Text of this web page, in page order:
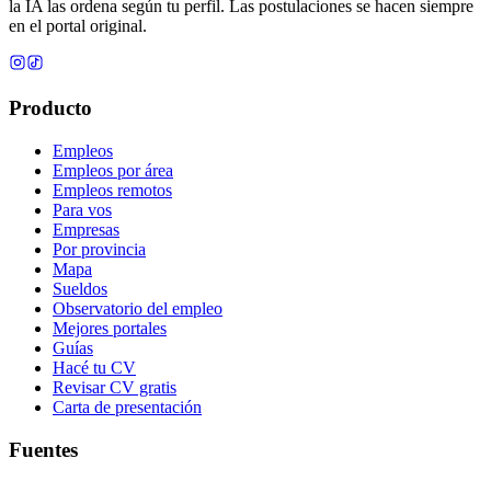
la IA las ordena según tu perfil. Las postulaciones se hacen siempre
en el portal original.
Producto
Empleos
Empleos por área
Empleos remotos
Para vos
Empresas
Por provincia
Mapa
Sueldos
Observatorio del empleo
Mejores portales
Guías
Hacé tu CV
Revisar CV gratis
Carta de presentación
Fuentes